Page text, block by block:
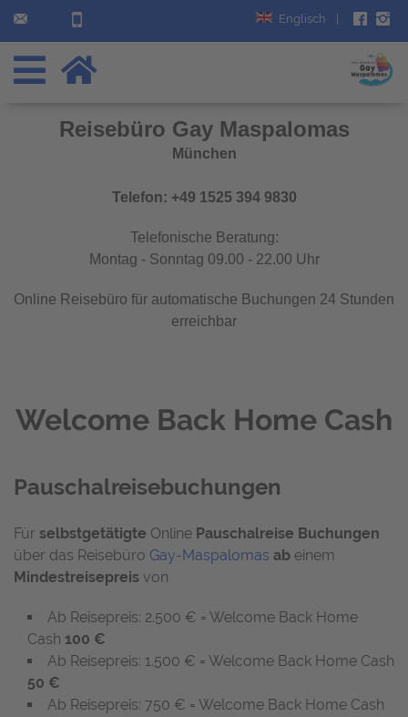
Englisch
Reisebüro Gay Maspalomas
München
Telefon: +49 1525 394 9830
Telefonische Beratung:
Montag - Sonntag 09.00 - 22.00 Uhr
Online Reisebüro für automatische Buchungen 24 Stunden
erreichbar
Welcome Back Home Cash
Pauschalreisebuchungen
Für selbstgetätigte Online Pauschalreise Buchungen
über das Reisebüro Gay-Maspalomas ab einem
Mindestreisepreis von
Ab Reisepreis: 2.500 € = Welcome Back Home
Cash 100 €
Ab Reisepreis: 1.500 € = Welcome Back Home Cash
50 €
Ab Reisepreis: 750 € = Welcome Back Home Cash